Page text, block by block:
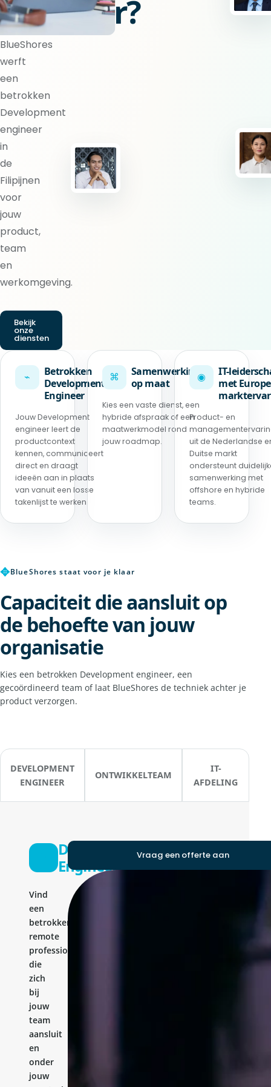
engineer?
BlueShores
werft
een
betrokken
Development
engineer
in
de
Filipijnen
voor
jouw
product,
team
en
werkomgeving.
Bekijk
onze
diensten
⌁
Betrokken
Development
Engineer
Jouw Development
engineer leert de
productcontext
kennen, communiceert
direct en draagt
ideeën aan in plaats
van vanuit een losse
takenlijst te werken.
⌘
Samenwerking
op maat
Kies een vaste dienst, een
hybride afspraak of een
maatwerkmodel rond
jouw roadmap.
◉
IT-
met
Product- en
uit de Nederlandse
Duitse markt
ondersteunt
samenwerking met
offshore en hybride
teams.
✥BlueShores staat voor je klaar
Capaciteit die aansluit op
de behoefte van jouw
organisatie
Kies een betrokken Development engineer, een
gecoördineerd team of laat BlueShores de techniek achter je
product verzorgen.
DEVELOPMENT
ENGINEER
ONTWIKKELTEAM
IT-
AFDELING
Development
Engineer
Vind
een
betrokken
remote
professional
die
zich
bij
jouw
team
aansluit
en
onder
jouw
Vraag een offerte aan